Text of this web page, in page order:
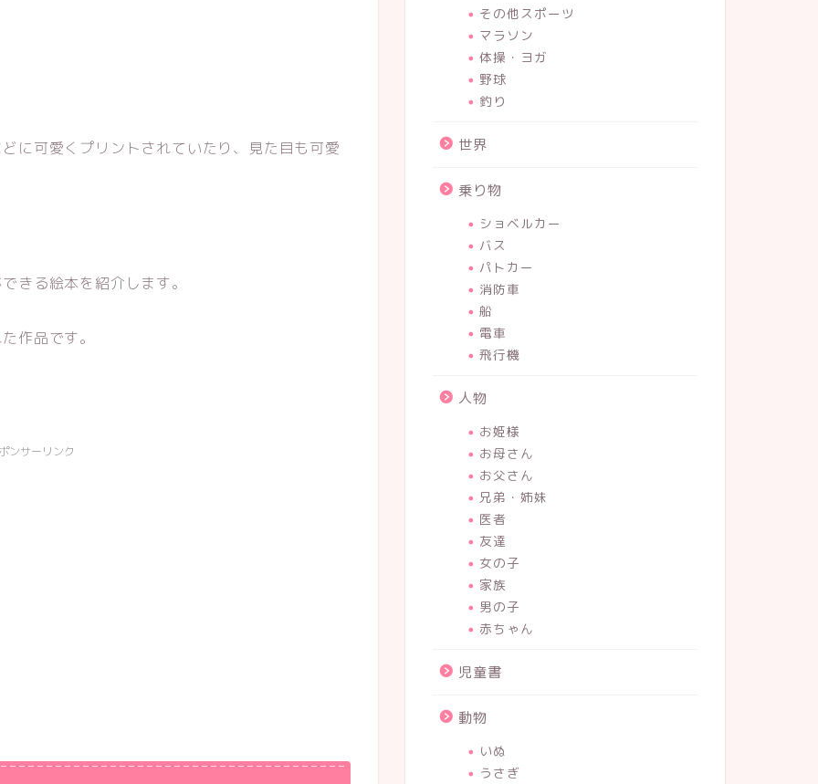
に可愛くプリントされていたり、見た目も可愛
きる絵本を紹介します。
作品です。
ンサーリンク
その他スポーツ
マラソン
体操・ヨガ
野球
釣り
世界
乗り物
ショベルカー
バス
パトカー
消防車
船
電車
飛行機
人物
お姫様
お母さん
お父さん
兄弟・姉妹
医者
友達
女の子
家族
男の子
赤ちゃん
児童書
動物
いぬ
うさぎ